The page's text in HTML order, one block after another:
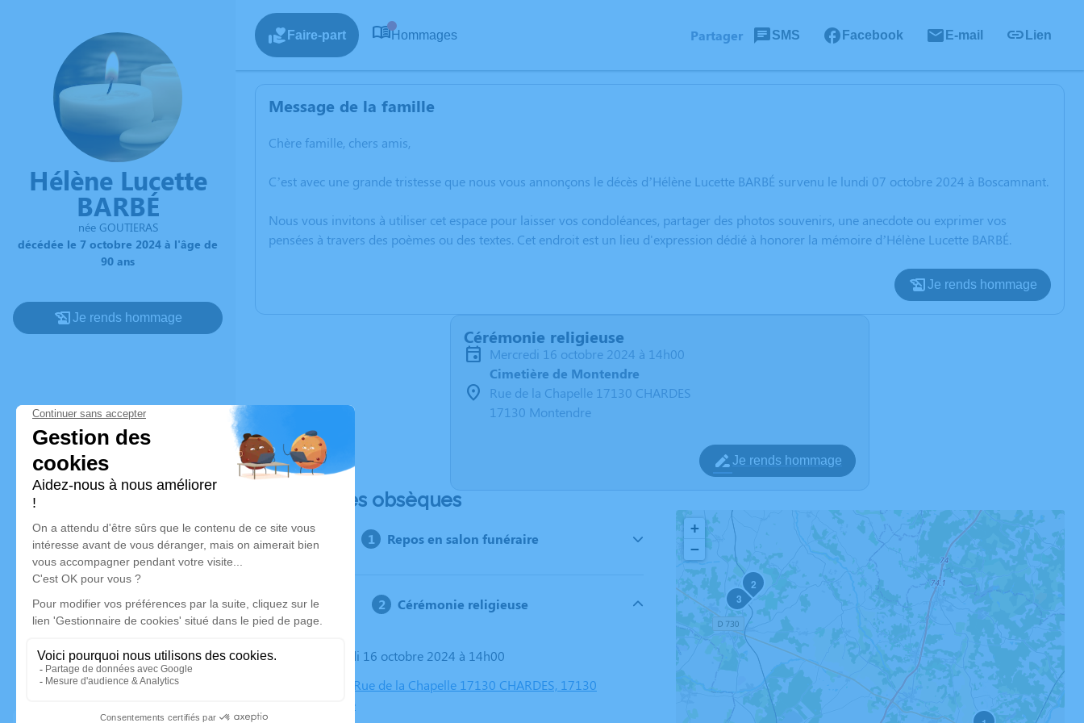
Hélène Lucette
BARBÉ
née GOUTIERAS
décédée le 7 octobre 2024 à l'âge de
90 ans
Je rends hommage
Faire-part Hommages Partager SMS Facebook E-mail Lien
Message de la famille
Chère famille, chers amis,
C’est avec une grande tristesse que nous vous annonçons le décès d’Hélène Lucette BARBÉ survenu le lundi 07 octobre 2024 à Boscamnant.
Nous vous invitons à utiliser cet espace pour laisser vos condoléances, partager des photos souvenirs, une anecdote ou exprimer vos
pensées à travers des poèmes ou des textes. Cet endroit est un lieu d'expression dédié à honorer la mémoire d’Hélène Lucette BARBÉ.
Je rends hommage
Cérémonie religieuse
mercredi 16 octobre 2024 à 14h00
Cimetière de Montendre
Rue de la Chapelle 17130 CHARDES
17130 Montendre
Je rends hommage
Déroulé des obsèques
Repos en salon funéraire
Cérémonie religieuse
Le mercredi 16 octobre 2024 à 14h00
Cimetière, Rue de la Chapelle 17130 CHARDES, 17130
Montendre
2
3
+
−